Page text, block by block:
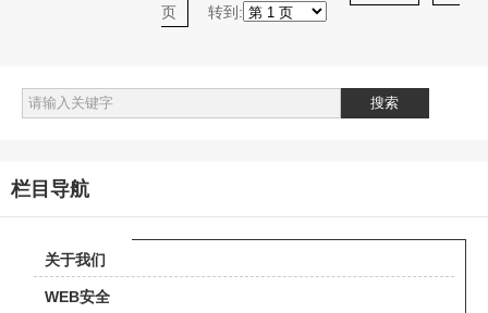
页
转到:
栏目导航
关于我们
WEB安全